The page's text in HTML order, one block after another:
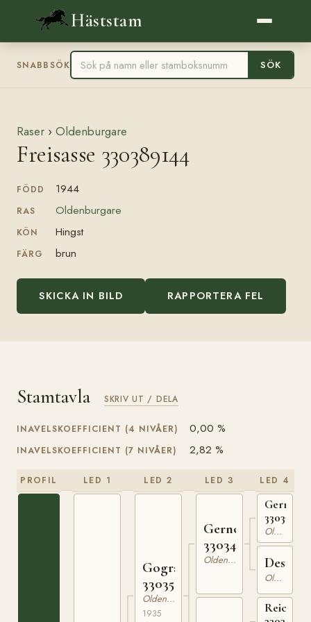
Häststam
SNABBSÖK SÖK
Raser › Oldenburgare
Freisasse 330389144
FÖDD 1944
RAS Oldenburgare
KÖN Hingst
FÄRG brun
SKICKA IN BILD RAPPORTERA FEL
Stamtavla SKRIV UT / DELA
INAVELSKOEFFICIENT (4 NIVÅER) 0,00 %
INAVELSKOEFFICIENT (7 NIVÅER) 2,82 %
PROFIL LED 1 LED 2
Gograf
330359035
Oldenburgare
1935
LED 3
Gernold
330345828
Oldenburgare
LED 4
330333120
Oldenburgare
Desita
Oldenburgare